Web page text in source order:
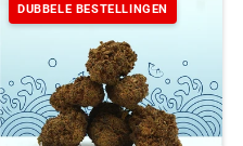
DUBBELE BESTELLINGEN